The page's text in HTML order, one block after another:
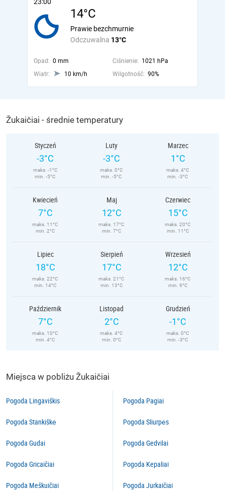
14°C
Odczuwalna 13°C
Prawie bezchmurnie
Opad: 0 mm Ciśnienie: 1021 hPa
Wiatr:
10 km/h Wilgotność: 90%
Žukaičiai - średnie temperatury
Styczeń
-3°C
maks. -1°C
min. -5°C
Luty
-3°C
maks. 0°C
min. -5°C
Marzec
1°C
maks. 4°C
min. -3°C
Kwiecień
7°C
maks. 11°C
min. 2°C
Maj
12°C
maks. 17°C
min. 7°C
Czerwiec
15°C
maks. 20°C
min. 11°C
Lipiec
18°C
maks. 22°C
min. 14°C
Sierpień
17°C
maks. 21°C
min. 13°C
Wrzesień
12°C
maks. 16°C
min. 9°C
Październik
7°C
maks. 10°C
min. 4°C
Listopad
2°C
maks. 4°C
min. 0°C
Grudzień
-1°C
maks. 0°C
min. -3°C
Miejsca w pobliżu Žukaičiai
Pogoda Lingaviškis
Pogoda Stankiškė
Pogoda Gudai
Pogoda Gricaičiai
Pogoda Meškuičiai
Pogoda Pagiai
Pogoda Sliurpės
Pogoda Gedvilai
Pogoda Kepaliai
Pogoda Jurkaičiai